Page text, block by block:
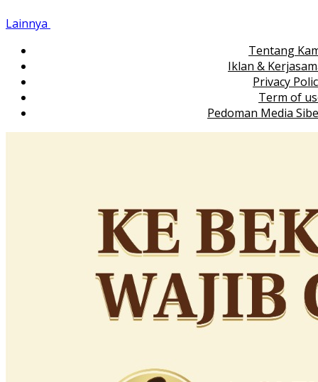
Lainnya
Tentang
Iklan &
Privacy
Term of
Pedoman Media